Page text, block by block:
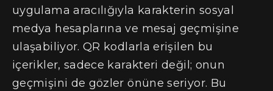
uygulama aracılığıyla karakterin sosyal
medya hesaplarına ve mesaj geçmişine
ulaşabiliyor. QR kodlarla erişilen bu
içerikler, sadece karakteri değil; onun
geçmişini de gözler önüne seriyor. Bu